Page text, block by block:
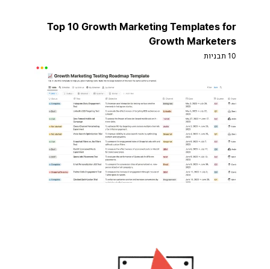
Top 10 Growth Marketing Templates for
Growth Marketers